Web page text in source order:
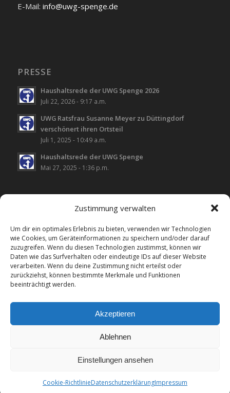
Zustimmung verwalten
Um dir ein optimales Erlebnis zu bieten, verwenden wir Technologien
wie Cookies, um Geräteinformationen zu speichern und/oder darauf
zuzugreifen. Wenn du diesen Technologien zustimmst, können wir
Daten wie das Surfverhalten oder eindeutige IDs auf dieser Website
verarbeiten. Wenn du deine Zustimmung nicht erteilst oder
zurückziehst, können bestimmte Merkmale und Funktionen
beeinträchtigt werden.
Akzeptieren
Ablehnen
Einstellungen ansehen
Cookie-RichtlinieDatenschutzerklärungImpressum
E-Mail: info@uwg-spenge.de
PRESSE
Haushaltsrede der UWG Spenge 2026
Juli 22, 2026 - 9:17 a.m.
UWG Ratsfrau Susanne Meyer zu Düttingdorf
verschönert ihren Ortsteil
Juli 1, 2025 - 10:49 a.m.
Haushaltsrede der UWG Spenge
Mai 27, 2025 - 1:36 p.m.
LINKS
Landesverband Wählergemeinschaften NRW
UWG Bünde
UWG Hiddenhausen
UWG Kirchlengern
Impressum
Datenschutzhinweise Cookie-Richtlinie (EU)